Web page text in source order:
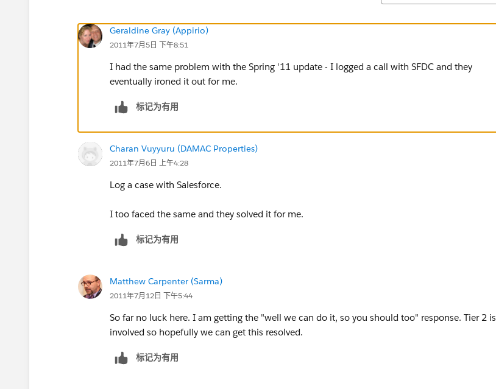
Geraldine Gray (Appirio)
2011年7月5日 下午8:51
I had the same problem with the Spring '11 update - I logged a call with SFDC and they
eventually ironed it out for me.
标记为有用
Charan Vuyyuru (DAMAC Properties)
2011年7月6日 上午4:28
Log a case with Salesforce.
I too faced the same and they solved it for me.
标记为有用
Matthew Carpenter (Sarma)
2011年7月12日 下午5:44
So far no luck here. I am getting the "well we can do it, so you should too" response. Tier 2 is
involved so hopefully we can get this resolved.
标记为有用